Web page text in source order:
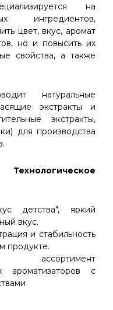
на
ингредиентов,
цвет, вкус, аромат
но и повысить их
свойства, а также
натуральные
экстракты и
экстракты,
для производства
детства", яркий
вкус.
и стабильность
продукте.
ароматизаторов с